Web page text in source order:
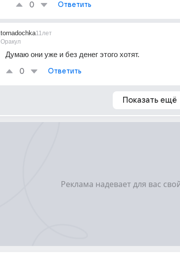
0 Ответить
tornadochka
Оракул
11лет
Думаю они уже и без денег этого хотят.
0 Ответить
Показать ещё